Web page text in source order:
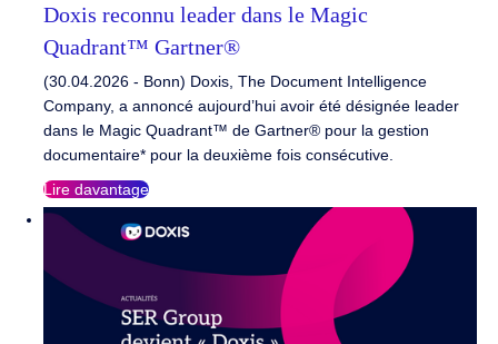
Doxis reconnu leader dans le Magic
Quadrant™ Gartner®
(30.04.2026 - Bonn) Doxis, The Document Intelligence
Company, a annoncé aujourd’hui avoir été désignée leader
dans le Magic Quadrant™ de Gartner® pour la gestion
documentaire* pour la deuxième fois consécutive.
Lire davantage